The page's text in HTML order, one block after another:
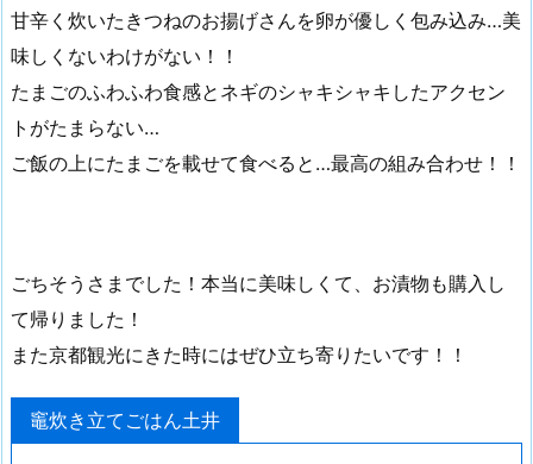
甘辛く炊いたきつねのお揚げさんを卵が優しく包み込み…美
味しくないわけがない！！
たまごのふわふわ食感とネギのシャキシャキしたアクセン
トがたまらない…
ご飯の上にたまごを載せて食べると…最高の組み合わせ！！
ごちそうさまでした！本当に美味しくて、お漬物も購入し
て帰りました！
また京都観光にきた時にはぜひ立ち寄りたいです！！
竈炊き立てごはん土井